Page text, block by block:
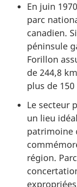
En juin
parc
canadien.
péninsule
Forillon
de 244,8 km
plus de
Le secteur
un lieu
patrimoine
région.